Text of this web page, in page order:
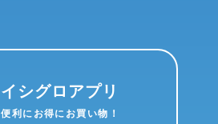
イシグロアプリ
便利にお得にお買い物！